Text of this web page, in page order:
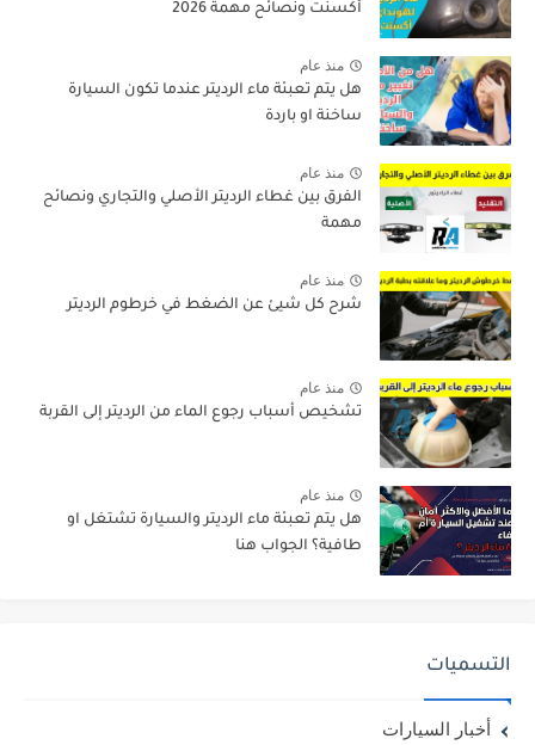
أكسنت ونصائح مهمة 2026
منذ عام
هل يتم تعبئة ماء الرديتر عندما تكون السيارة
ساخنة او باردة
منذ عام
الفرق بين غطاء الرديتر الأصلي والتجاري ونصائح
مهمة
منذ عام
شرح كل شيئ عن الضغط في خرطوم الرديتر
منذ عام
تشخيص أسباب رجوع الماء من الرديتر إلى القربة
منذ عام
هل يتم تعبئة ماء الرديتر والسيارة تشتغل او
طافية؟ الجواب هنا
التسميات
أخبار السيارات